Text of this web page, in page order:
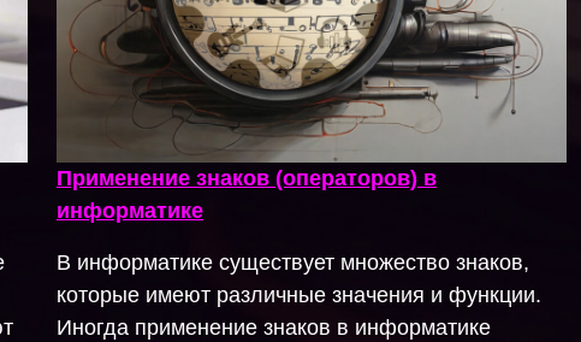
Применение знаков (операторов) в
информатике
В информатике существует множество знаков,
которые имеют различные значения и функции.
Иногда применение знаков в информатике